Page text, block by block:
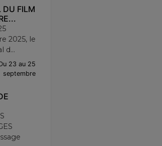
DU FILM
2025, le
d...
23 au 25
septembre